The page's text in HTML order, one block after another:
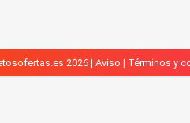
2026 | Aviso | Términos y